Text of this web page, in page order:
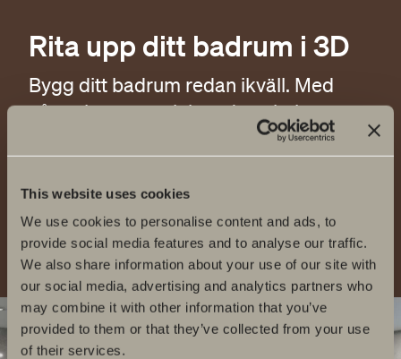
This website uses cookies
We use cookies to personalise content and ads, to
provide social media features and to analyse our traffic.
We also share information about your use of our site with
our social media, advertising and analytics partners who
may combine it with other information that you’ve
provided to them or that they’ve collected from your use
of their services.
Rita upp ditt badrum i 3D
Bygg ditt badrum redan ikväll. Med
några knapptryck kan du enkelt
planera hur du vill ha det. Lycka till!
Rita ditt badrum här
DITT BADRUM DIGITALT